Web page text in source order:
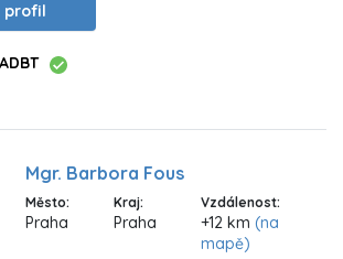
profil
Mgr. Barbora Fous
Město:
Praha
Kraj:
Praha
Vzdálenost:
+12 km (na
mapě)